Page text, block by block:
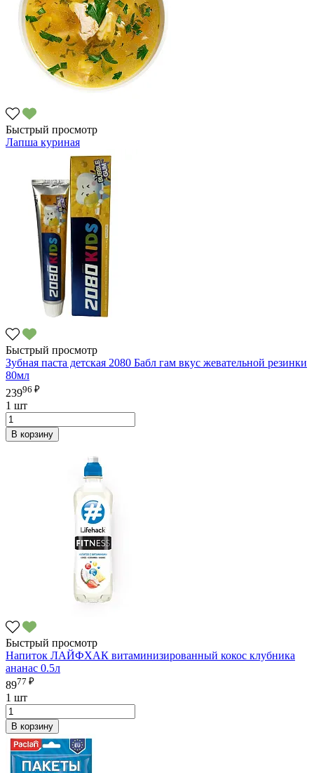
Быстрый просмотр
Лапша куриная
Быстрый просмотр
Зубная паста детская 2080 Бабл гам вкус жевательной резинки
80мл
23996 ₽
1 шт
В корзину
Быстрый просмотр
Напиток ЛАЙФХАК витаминизированный кокос клубника
ананас 0.5л
8977 ₽
1 шт
В корзину